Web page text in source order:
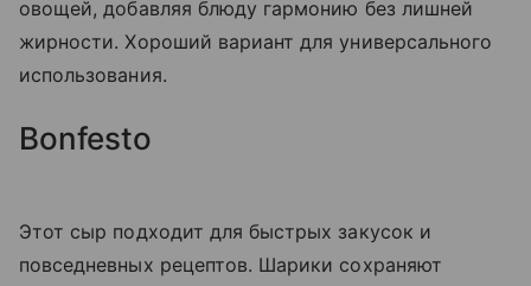
овощей, добавляя блюду гармонию без лишней
жирности. Хороший вариант для универсального
использования.
Bonfesto
Этот сыр подходит для быстрых закусок и
повседневных рецептов. Шарики сохраняют